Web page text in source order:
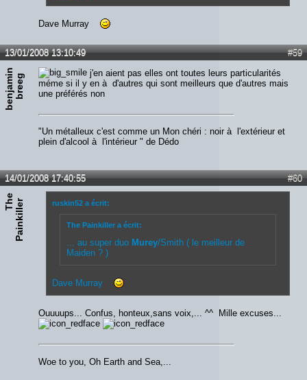
Dave Murray
#59
13/01/2008 13:10:49
b
e
n
j
a
mi
n
b
r
e
eg
j'en aient pas elles ont toutes leurs particularités
méme si il y en à d'autres qui sont meilleurs que d'autres mais
une préférés non
"Un métalleux c'est comme un Mon chéri : noir à l'extérieur et
plein d'alcool à l'intérieur " de Dédo
#60
14/01/2008 17:40:55
Th
e
P
a
i
n
k
i
l
l
er ruskin52 a écrit:
The Painkiller a écrit:
... au super duo Murey/Smith ( le meilleur de
Maiden ? )
Dave Murray
Ouuuups... Confus, honteux,sans voix,... ^^ Mille excuses...
Woe to you, Oh Earth and Sea,...